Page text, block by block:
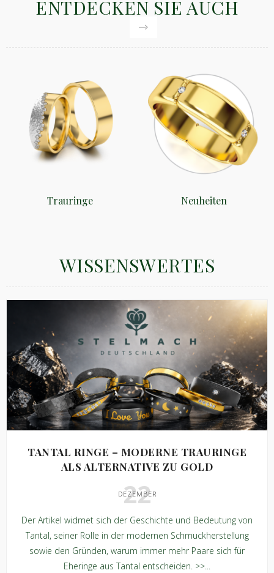
ENTDECKEN SIE AUCH
Trauringe Neuheiten
WISSENSWERTES
TANTAL RINGE – MODERNE TRAURINGE
ALS ALTERNATIVE ZU GOLD
22
DEZEMBER
Der Artikel widmet sich der Geschichte und Bedeutung von
Tantal, seiner Rolle in der modernen Schmuckherstellung
sowie den Gründen, warum immer mehr Paare sich für
Eheringe aus Tantal entscheiden. >>...